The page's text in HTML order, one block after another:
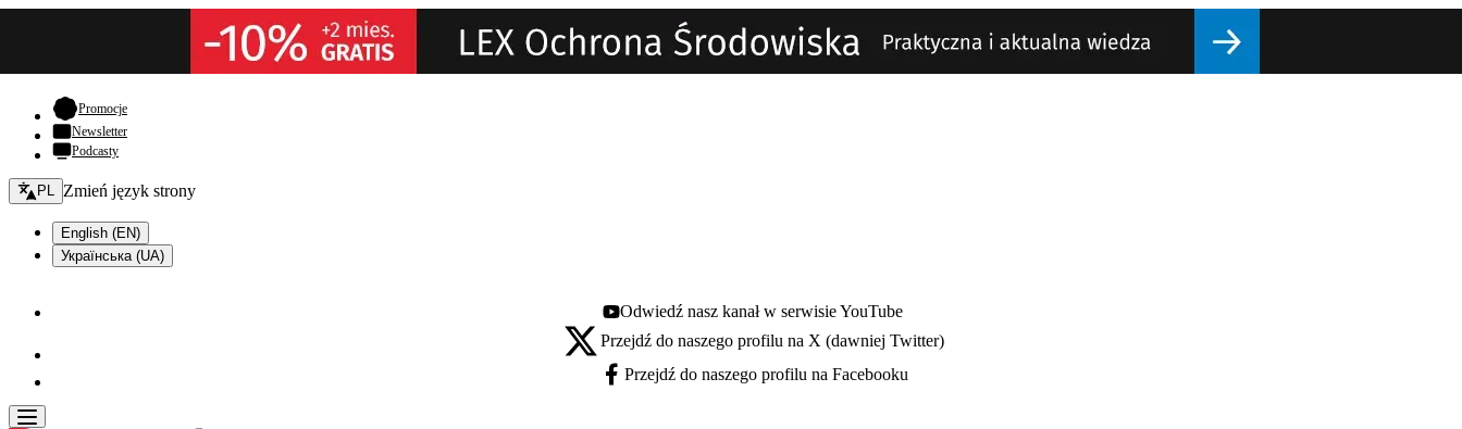
Promocje- otwiera się w nowej karcie
Newsletter
Podcasty
Zmień język - bieżący:
PL Zmień język strony
English (EN)
Українська (UA)
Youtube - otwiera się w nowej karcie
Odwiedź nasz kanał w serwisie YouTube
X - otwiera się w nowej karcie
Przejdź do naszego profilu na X (dawniej Twitter)
Facebook - otwiera się w nowej karcie
Przejdź do naszego profilu na Facebooku